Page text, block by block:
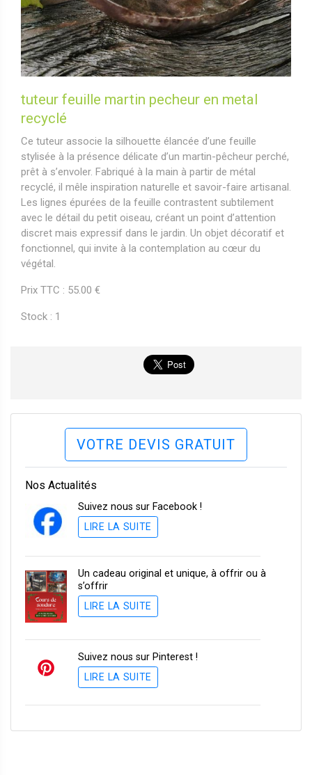
tuteur feuille martin pecheur en metal
recyclé
Ce tuteur associe la silhouette élancée d’une feuille
stylisée à la présence délicate d’un martin-pêcheur perché,
prêt à s’envoler. Fabriqué à la main à partir de métal
recyclé, il mêle inspiration naturelle et savoir-faire artisanal.
Les lignes épurées de la feuille contrastent subtilement
avec le détail du petit oiseau, créant un point d’attention
discret mais expressif dans le jardin. Un objet décoratif et
fonctionnel, qui invite à la contemplation au cœur du
végétal.
Prix TTC : 55.00 €
Stock : 1
VOTRE DEVIS GRATUIT
Nos Actualités
Suivez nous sur Facebook !
LIRE LA SUITE
Un cadeau original et unique, à offrir ou à
s’offrir
LIRE LA SUITE
Suivez nous sur Pinterest !
LIRE LA SUITE